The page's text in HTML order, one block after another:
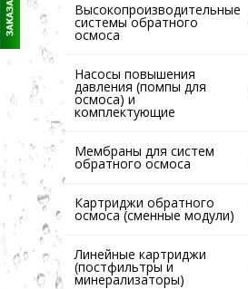
Высокопроизводительные
системы обратного
осмоса
Насосы повышения
давления (помпы для
осмоса) и
комплектующие
Мембраны для систем
обратного осмоса
Картриджи обратного
осмоса (сменные модули)
Линейные картриджи
(постфильтры и
минерализаторы)